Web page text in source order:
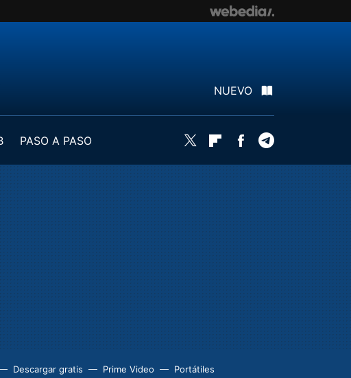
NUEVO
PASO A PASO
Twitter FlipboardFacebook
Descargar gratis Prime Video Portátiles